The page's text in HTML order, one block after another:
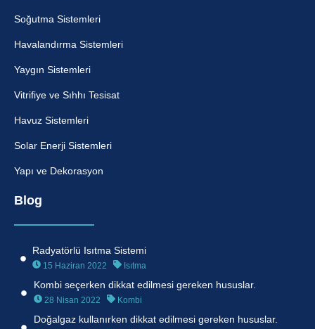
Soğutma Sistemleri
Havalandırma Sistemleri
Yaygın Sistemleri
Vitrifiye ve Sıhhı Tesisat
Havuz Sistemleri
Solar Enerji Sistemleri
Yapı ve Dekorasyon
Blog
Radyatörlü Isıtma Sistemi
15 Haziran 2022 Isıtma
Kombi seçerken dikkat edilmesi gereken hususlar.
28 Nisan 2022 Kombi
Doğalgaz kullanırken dikkat edilmesi gereken hususlar.